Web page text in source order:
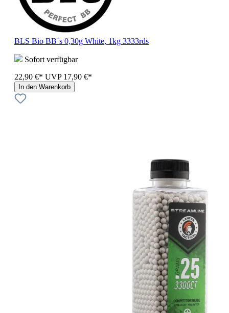
BLS Bio BB´s 0,30g White, 1kg 3333rds
Sofort verfügbar
22,90 €* UVP 17,90 €*
In den Warenkorb